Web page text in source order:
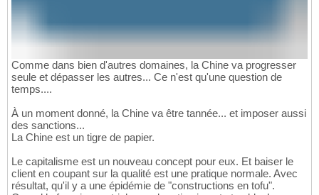
Comme dans bien d'autres domaines, la Chine va progresser
seule et dépasser les autres... Ce n'est qu'une question de
temps....
À un moment donné, la Chine va être tannée... et imposer aussi
des sanctions...
La Chine est un tigre de papier.
Le capitalisme est un nouveau concept pour eux. Et baiser le
client en coupant sur la qualité est une pratique normale. Avec
résultat, qu'il y a une épidémie de "constructions en tofu".